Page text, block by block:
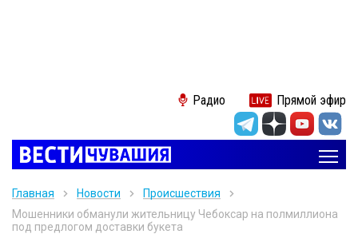
Радио Прямой эфир
Главная Новости
Происшествия
Мошенники обманули жительницу Чебоксар на полмиллиона
под предлогом доставки букета